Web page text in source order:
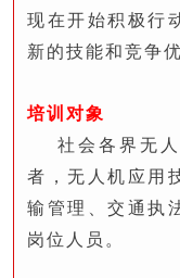
现在开始积极行
新的技能和竞争优
培训对象
社会各界无
者，无人机应用
输管理、交通执
岗位人员。